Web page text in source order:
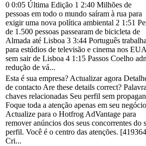
0 0:05 Última Edição 1 2:40 Milhões de
pessoas em todo o mundo saíram à rua para
exigir uma nova política ambiental 2 1:51
de 1.500 pessoas passearam de bicicleta de
Almada até Lisboa 3 3:44 Português trabalha
para estúdios de televisão e cinema nos EUA
sem sair de Lisboa 4 1:15 Passos Coelho
redução de vá...
Esta é sua empresa? Actualizar agora
de contacto Are these details correct?
chaves relacionadas Seu perfil sem
Foque toda a atenção apenas em seu
Actualize para o Hotfrog AdVantage para
remover anúncios dos seus concorrentes do
perfil. Você é o centro das atenções.
Cri...